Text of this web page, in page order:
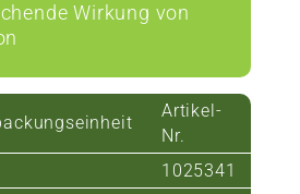
Wirkung von
Artikel-
Nr.
1025341